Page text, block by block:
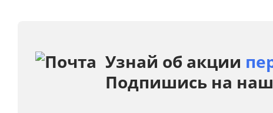
Узнай об акции
Подпишись на